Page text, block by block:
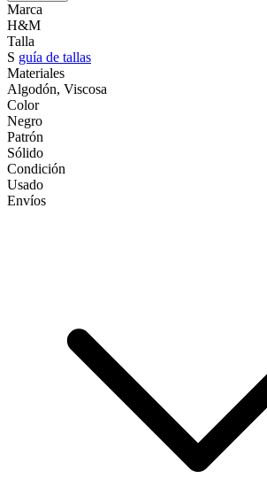
Marca
H&M
Talla
S guía de tallas
Materiales
Algodón, Viscosa
Color
Negro
Patrón
Sólido
Condición
Usado
Envíos